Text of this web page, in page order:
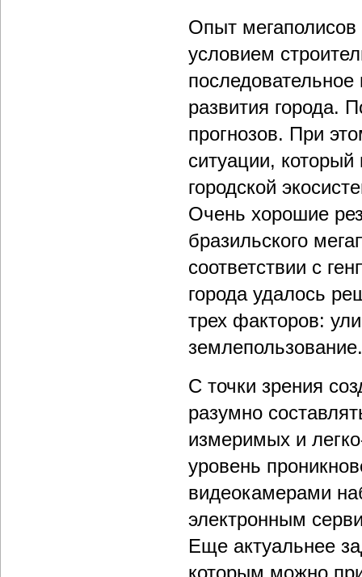
Опыт
условием
развития города.
прогнозов. При
ситуации, который
городской
Очень хорошие
бразильского
соответствии с
города удалось
трех факторов:
землепользование.
С точки зрения
разумно
измеримых и
уровень
видеокамерами
электронным
Еще актуальнее
которым можно